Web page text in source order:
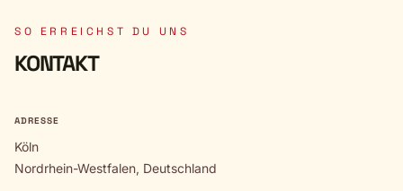
SO ERREICHST DU UNS
KONTAKT
ADRESSE
Köln
Nordrhein-Westfalen, Deutschland